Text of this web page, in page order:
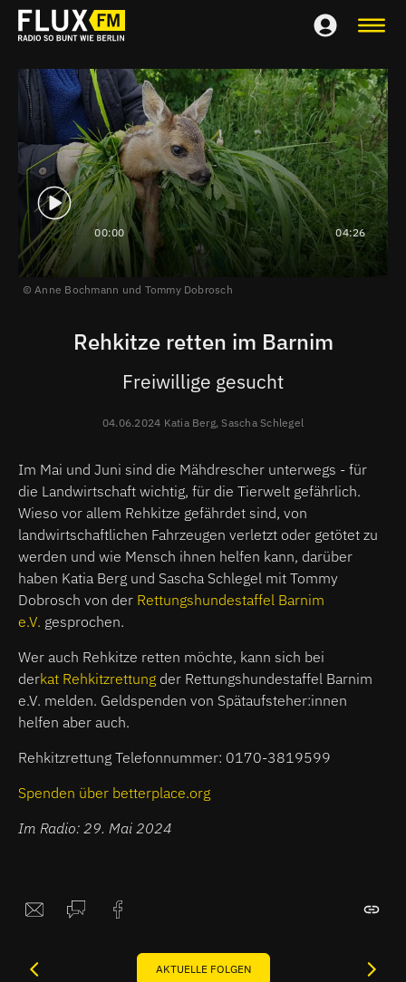
00:00 04:26
Anne Bochmann und Tommy Dobrosch
Rehkitze retten im Barnim
Freiwillige gesucht
04.06.2024 Katia Berg, Sascha Schlegel
Im Mai und Juni sind die Mähdrescher unterwegs - für
die Landwirtschaft wichtig, für die Tierwelt gefährlich.
Wieso vor allem Rehkitze gefährdet sind, von
landwirtschaftlichen Fahrzeugen verletzt oder getötet zu
werden und wie Mensch ihnen helfen kann, darüber
haben Katia Berg und Sascha Schlegel mit Tommy
Dobrosch von der Rettungshundestaffel Barnim
e.V. gesprochen.
Wer auch Rehkitze retten möchte, kann sich bei
derkat Rehkitzrettung der Rettungshundestaffel Barnim
e.V. melden. Geldspenden von Spätaufsteher:innen
helfen aber auch.
Rehkitzrettung Telefonnummer: 0170-3819599
Spenden über betterplace.org
Im Radio: 29. Mai 2024
AKTUELLE FOLGEN